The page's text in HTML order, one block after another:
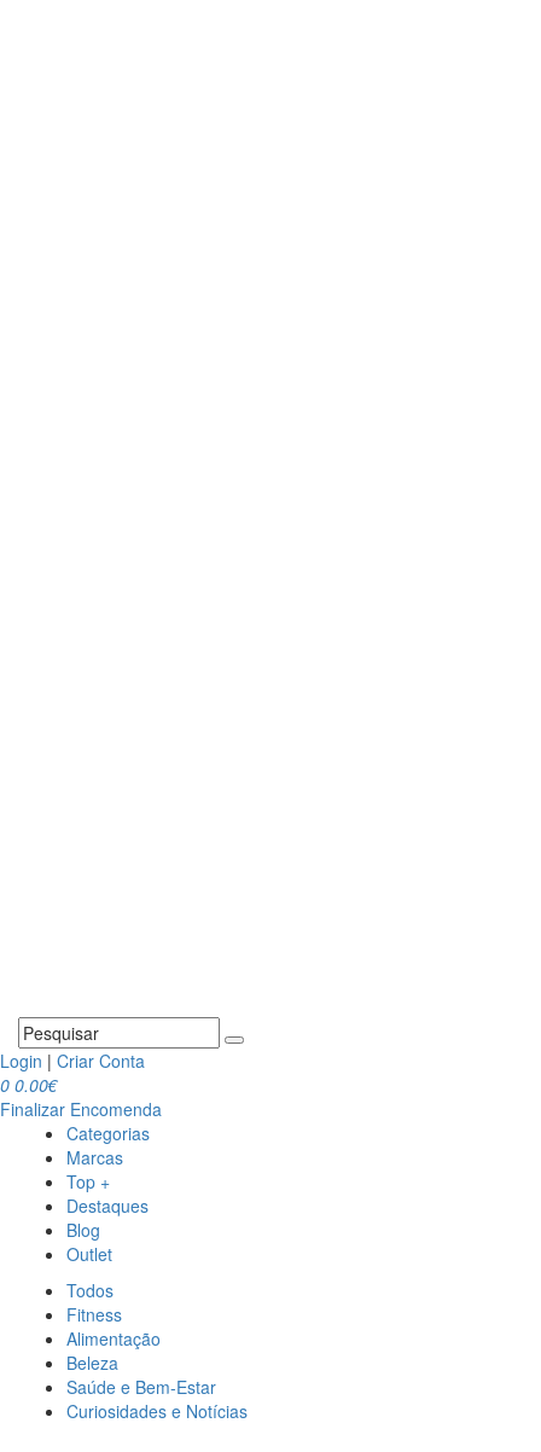
Login | Criar Conta
0 0.00€
Finalizar Encomenda
Categorias
Marcas
Top +
Destaques
Blog
Outlet
Todos
Fitness
Alimentação
Beleza
Saúde e Bem-Estar
Curiosidades e Notícias